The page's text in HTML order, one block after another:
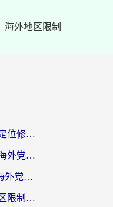
海外地区限制
在意大利用小红书怎么把定位修改到中国国内？3个实用技巧+1个靠谱工具帮你搞定
咪咕体育在香港用不了？海外党必看的回国加速器选择指南（附3个真实场景解决方案）
网易云ip怎么改成中国？海外党听音乐听书的无痛解决方案
海外党必看：汽水解锁地区限制怎么解除？3招解决国内影音&生活服务难题